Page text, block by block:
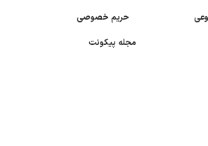
حریم خصوصی
مجله پیکونت